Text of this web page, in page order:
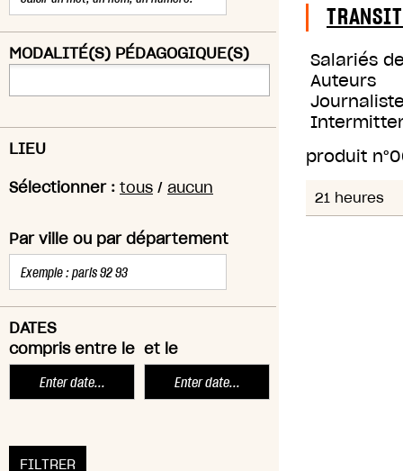
MODALITÉ(S) PÉDAGOGIQUE(S)
LIEU
Sélectionner : tous / aucun
Par ville ou par département
DATES
compris entre le et le
Salariés
Auteurs
produit n°
21 heures